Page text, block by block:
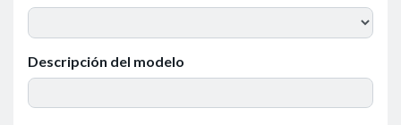
Descripción del modelo